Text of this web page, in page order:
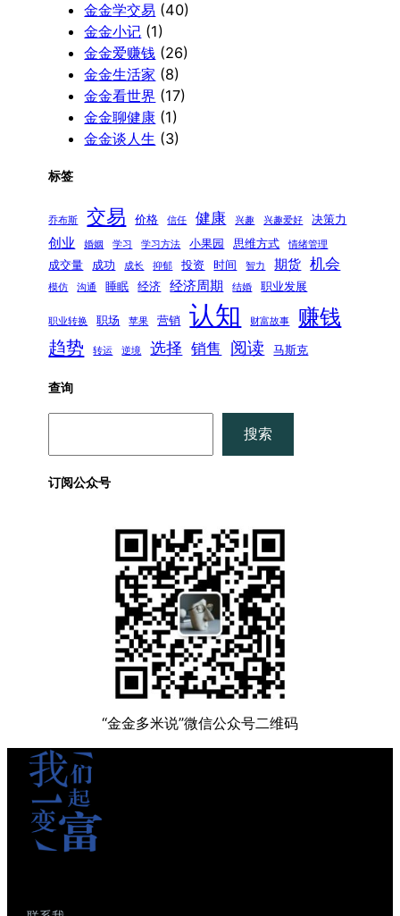
金金学交易 (40)
金金小记 (1)
金金爱赚钱 (26)
金金生活家 (8)
金金看世界 (17)
金金聊健康 (1)
金金谈人生 (3)
标签
乔布斯 交易 价格 信任 健康 兴趣 兴趣爱好 决策力
创业 婚姻 学习 学习方法 小果园 思维方式 情绪管理
成交量 成功 成长 抑郁 投资 时间 智力 期货 机会
模仿 沟通 睡眠 经济 经济周期 结婚 职业发展
职业转换 职场 苹果 营销 认知 财富故事 赚钱
趋势 转运 逆境 选择 销售 阅读 马斯克
查询
搜索
订阅公众号
“金金多米说”微信公众号二维码